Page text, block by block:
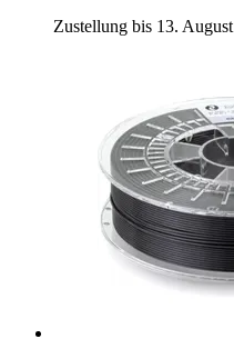
Zustellung bis 13. August